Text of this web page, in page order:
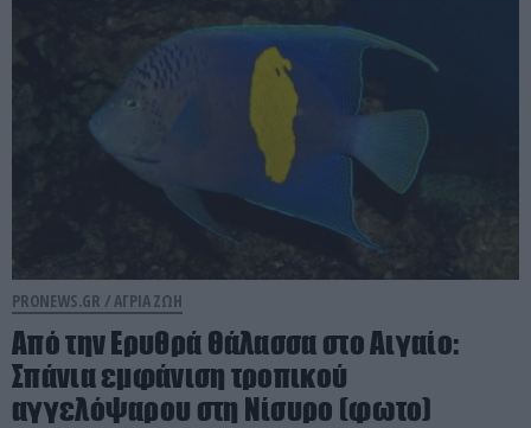
PRONEWS.GR /ΑΓΡΙΑ ΖΩΗ
Από την Ερυθρά Θάλασσα στο Αιγαίο:
Σπάνια εμφάνιση τροπικού
αγγελόψαρου στη Νίσυρο (φωτο)